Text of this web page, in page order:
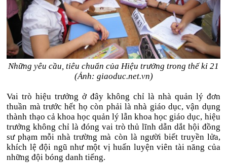
Những yêu cầu, tiêu chuẩn của Hiệu trưởng trong thế kỉ 21
(Ảnh: giaoduc.net.vn)
Vai trò hiệu trưởng ở đây không chỉ là nhà quản lý đơn
thuần mà trước hết họ còn phải là nhà giáo dục, vận dụng
thành thạo cả khoa học quản lý lẫn khoa học giáo dục, hiệu
trưởng không chỉ là đóng vai trò thủ lĩnh dẫn dắt hội đồng
sư phạm mỗi nhà trường mà còn là người biết truyền lửa,
khích lệ đội ngũ như một vị huấn luyện viên tài năng của
những đội bóng danh tiếng.